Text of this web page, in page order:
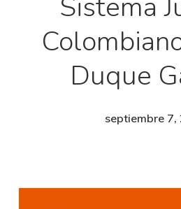
Duque
septiembre 7,